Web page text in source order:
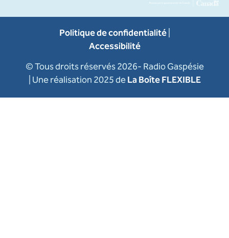
© Tous droits réservés 2026- Radio Gaspésie
| Une réalisation 2025 deLa Boîte FLEXIBLE
Politique de confidentialité|
Accessibilité